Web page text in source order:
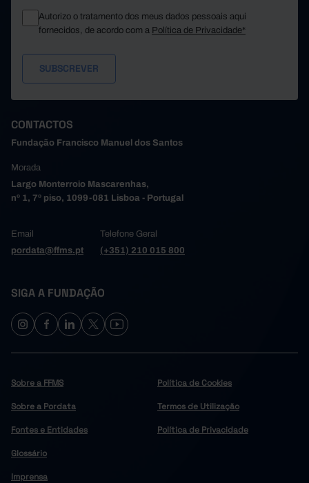
Autorizo o tratamento dos meus dados pessoais aqui
fornecidos, de acordo com a Política de Privacidade*
CONTACTOS
Fundação Francisco Manuel dos Santos
Morada
Largo Monterroio Mascarenhas,
nº 1, 7º piso, 1099-081 Lisboa - Portugal
Email
pordata@ffms.pt
Telefone Geral
(+351) 210 015 800
SIGA A FUNDAÇÃO
Sobre a FFMS
Sobre a Pordata
Fontes e Entidades
Glossário
Imprensa
Política de Cookies
Termos de Utilização
Política de Privacidade